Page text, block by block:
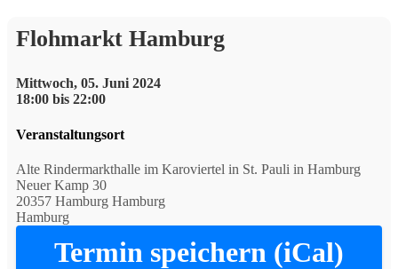
Flohmarkt Hamburg
Mittwoch, 05. Juni 2024
18:00 bis 22:00
Veranstaltungsort
Alte Rindermarkthalle im Karoviertel in St. Pauli in Hamburg
Neuer Kamp 30
20357 Hamburg Hamburg
Hamburg
Termin speichern (iCal)